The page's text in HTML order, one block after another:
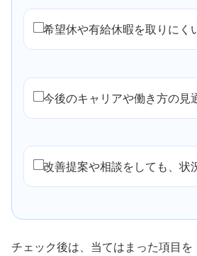
希望休や有給休暇を取りにく
今後のキャリアや働き方の見
改善提案や相談をしても、状
チェック後は、当てはまった項目を